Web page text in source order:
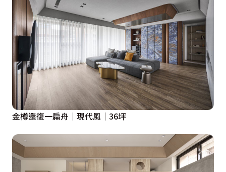
金樽還復一扁舟│現代風│36坪